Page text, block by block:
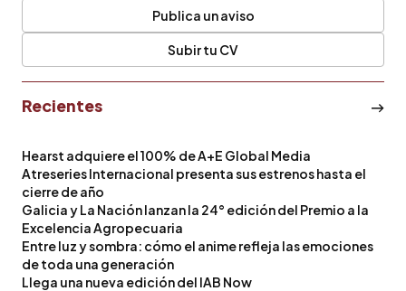
Publica un aviso
Subir tu CV
Recientes
Hearst adquiere el 100% de A+E Global Media
Atreseries Internacional presenta sus estrenos hasta el
cierre de año
Galicia y La Nación lanzan la 24° edición del Premio a la
Excelencia Agropecuaria
Entre luz y sombra: cómo el anime refleja las emociones
de toda una generación
Llega una nueva edición del IAB Now